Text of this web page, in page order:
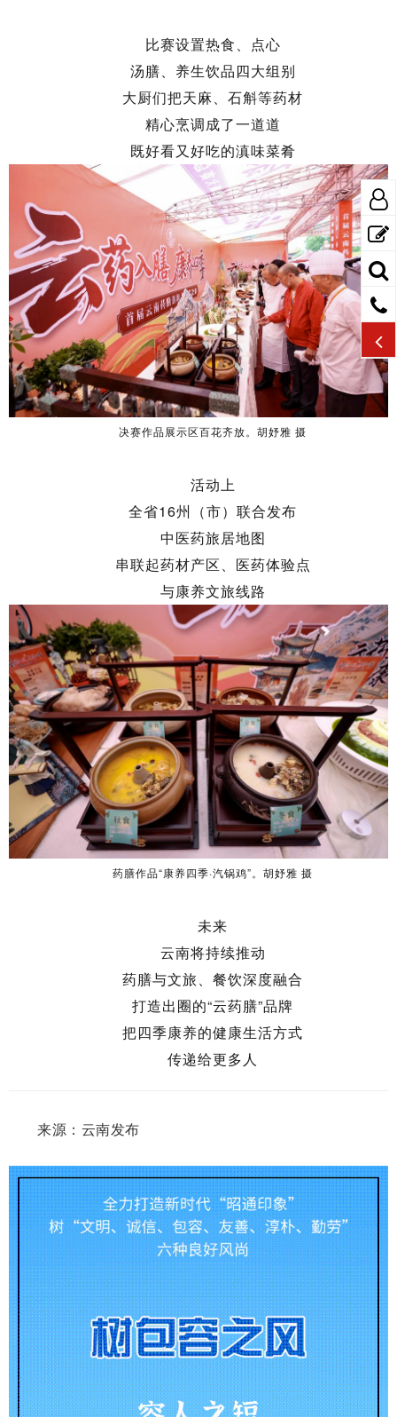
比赛设置热食、点心
汤膳、养生饮品四大组别
大厨们把天麻、石斛等药材
精心烹调成了一道道
既好看又好吃的滇味菜肴
决赛作品展示区百花齐放。胡妤雅 摄
活动上
全省16州（市）联合发布
中医药旅居地图
串联起药材产区、医药体验点
与康养文旅线路
药膳作品“康养四季·汽锅鸡”。胡妤雅 摄
未来
云南将持续推动
药膳与文旅、餐饮深度融合
打造出圈的“云药膳”品牌
把四季康养的健康生活方式
传递给更多人
来源：云南发布